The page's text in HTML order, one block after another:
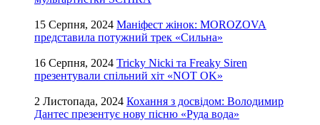
15 Серпня, 2024 Маніфест жінок: MOROZOVA
представила потужний трек «Сильна»
16 Серпня, 2024 Tricky Nicki та Freaky Siren
презентували спільний хіт «NOT OK»
2 Листопада, 2024 Кохання з досвідом: Володимир
Дантес презентує нову пісню «Руда вода»